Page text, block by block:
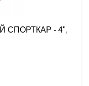
СПОРТКАР - 4",